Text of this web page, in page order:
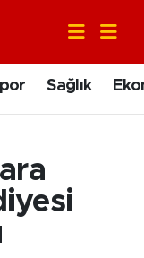
Sağlık